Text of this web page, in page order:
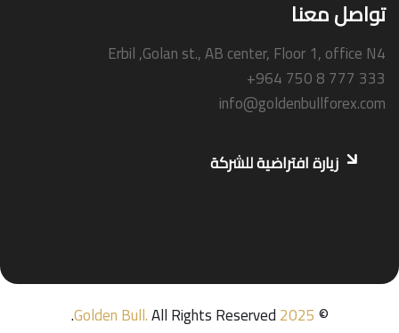
تواصل معنا
Erbil ,Golan st., AB center, Floor 1, office N4
+964 750 8 777 333
info@goldenbullforex.com
زيارة افتراضية للشركة
©
2025
Golden Bull.All Rights Reserved.